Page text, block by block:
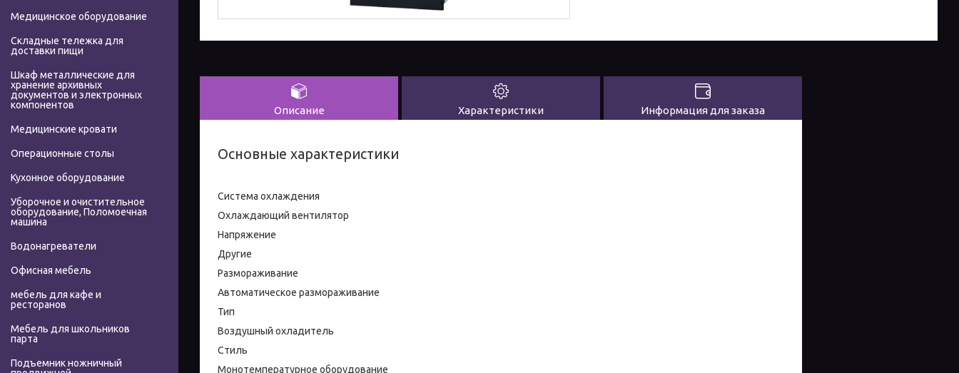
Описание Характеристики Информация для заказа
Основные характеристики
Система охлаждения
Охлаждающий вентилятор
Напряжение
Другие
Размораживание
Автоматическое размораживание
Тип
Воздушный охладитель
Стиль
Монотемпературное оборудование
Медицинское оборудование
Складные тележка для
доставки пищи
Шкаф металлические для
хранение архивных
документов и электронных
компонентов
Медицинские кровати
Операционные столы
Кухонное оборудование
Уборочное и очистительное
оборудование, Поломоечная
машина
Водонагреватели
Офисная мебель
мебель для кафе и
ресторанов
Мебель для школьников
парта
Подъемник ножничный